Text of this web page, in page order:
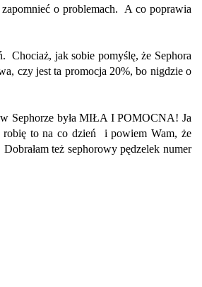
o problemach. A co poprawia
Chociaż, jak sobie pomyślę, że Sephora
czy jest ta promocja 20%, bo nigdzie o
w Sephorze była MIŁA I POMOCNA! Ja
robię to na co dzień i powiem Wam, że
też sephorowy pędzelek numer